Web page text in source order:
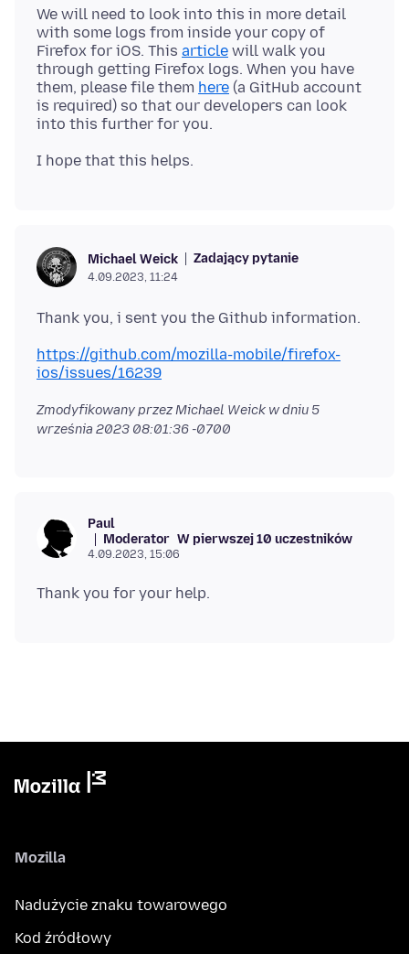
We will need to look into this in more detail
with some logs from inside your copy of
Firefox for iOS. This article will walk you
through getting Firefox logs. When you have
them, please file them here (a GitHub account
is required) so that our developers can look
Michael Weick Zadający pytanie
4.09.2023, 11:24
https://github.com/mozilla-mobile/firefox-
ios/issues/16239
Zmodyfikowany przez Michael Weick w dniu 5
września 2023 08:01:36 -0700
Paul
Moderator W pierwszej 10 uczestników
4.09.2023, 15:06
Mozilla
Nadużycie znaku towarowego
Kod źródłowy